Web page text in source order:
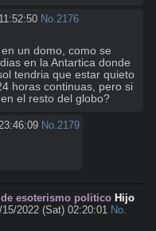
No.2176
un domo, como se
en la Antartica donde
tendria que estar quieto
horas continuas, pero si
el resto del globo?
No.2179
esoterismo politico Hijo
15/2022 (Sat) 02:20:01 No.